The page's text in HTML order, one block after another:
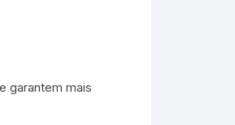
garantem mais